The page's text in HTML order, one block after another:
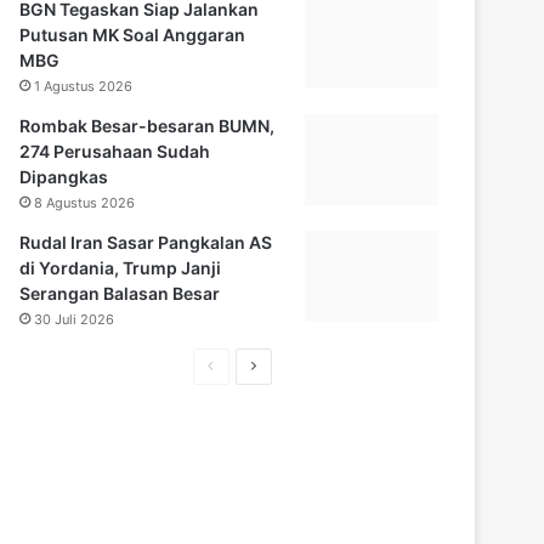
BGN Tegaskan Siap Jalankan
Putusan MK Soal Anggaran
MBG
1 Agustus 2026
Rombak Besar-besaran BUMN,
274 Perusahaan Sudah
Dipangkas
8 Agustus 2026
Rudal Iran Sasar Pangkalan AS
di Yordania, Trump Janji
Serangan Balasan Besar
30 Juli 2026
HalamanHalaman